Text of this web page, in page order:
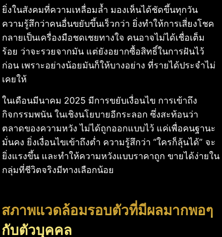
ยิ่งในสังคมที่ความเหลื่อมล้ำ มองเห็นได้ชัดขึ้นทุกวัน
ความรู้สึกว่าคนอื่นขยับขึ้นเร็วกว่า ยิ่งทำให้การเสี่ยงโชค
กลายเป็นเครื่องมือชดเชยทางใจ คนอาจไม่ได้เชื่อเต็ม
ร้อย ว่าจะรวยจากมัน แต่ยังอยากซื้อสิทธิ์ในการฝันไว้
ก่อน เพราะอย่างน้อยมันก็ให้บางอย่าง ที่รายได้ประจำไม่
เคยให้
ในเดือนมีนาคม 2025 มีการขยับเงื่อนไข การเข้าถึง
กิจกรรมพนัน ในเชิงนโยบายอีกระลอก ซึ่งสะท้อนว่า
ตลาดของความหวัง ไม่ได้ถูกออกแบบไว้ แค่เพื่อคนฐานะ
มั่นคง ยิ่งเงื่อนไขเข้าถึงต่ำ ความรู้สึกว่า “ใครก็ลุ้นได้” จะ
ยิ่งแรงขึ้น และทำให้ความหวังแบบราคาถูก ขายได้ง่ายใน
กลุ่มที่ชีวิตจริงมีทางเลือกน้อย
สภาพแวดล้อมรอบตัวที่มีผลมากพอๆ
กับตัวบุคคล